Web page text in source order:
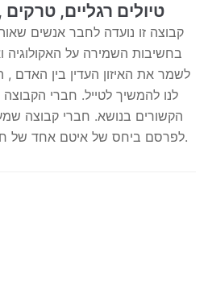
טיולים רגליים, טרקים
קבוצה זו נועדה לחבר אנשים
בחשיבות השמירה על האקולוגיה
לשמר את האיזון העדין בין האדם ,
לנו להמשיך לטייל. חברי
הקשורים בנושא. חברי קבוצה
לפרסם ביחס של איטם אחד של חומר איכותי לפרסום אחד.